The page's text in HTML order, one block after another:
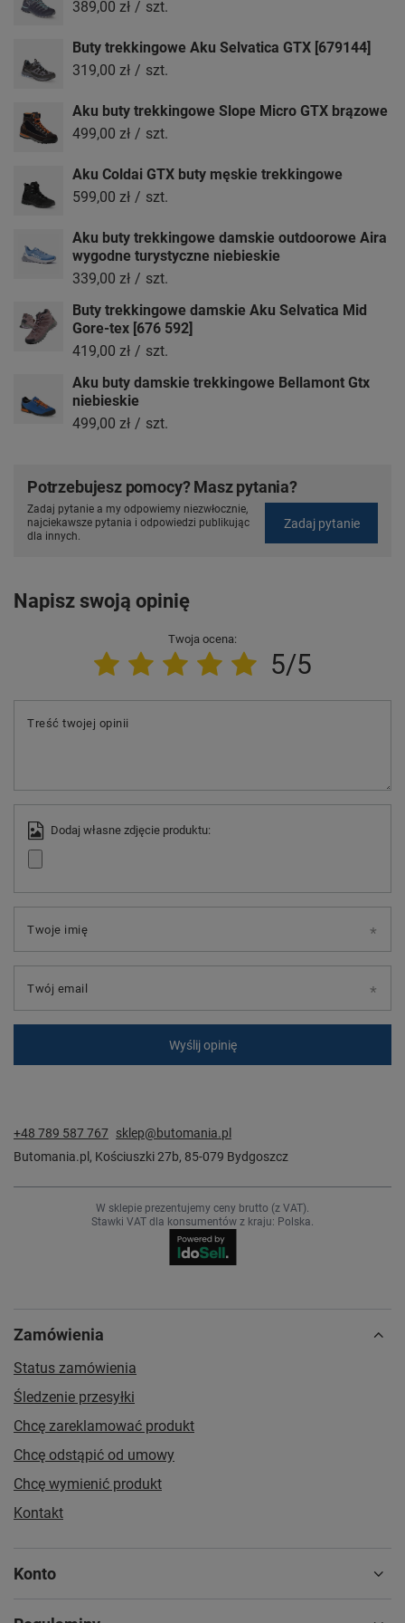
389,00 zł / szt.
Buty trekkingowe Aku Selvatica GTX [679144]
319,00 zł / szt.
Aku buty trekkingowe Slope Micro GTX brązowe
499,00 zł / szt.
Aku Coldai GTX buty męskie trekkingowe
599,00 zł / szt.
Aku buty trekkingowe damskie outdoorowe Aira
wygodne turystyczne niebieskie
339,00 zł / szt.
Buty trekkingowe damskie Aku Selvatica Mid
Gore-tex [676 592]
419,00 zł / szt.
Aku buty damskie trekkingowe Bellamont Gtx
niebieskie
499,00 zł / szt.
Potrzebujesz pomocy? Masz pytania?
Zadaj pytanie a my odpowiemy niezwłocznie,
najciekawsze pytania i odpowiedzi publikując
dla innych.
Zadaj pytanie
Napisz swoją opinię
Twoja ocena:
5/5
Treść twojej opinii
Dodaj własne zdjęcie produktu:
Twoje imię
Twój email
Wyślij opinię
+48 789 587 767 sklep@butomania.pl
Butomania.pl , Kościuszki 27b, 85-079 Bydgoszcz
W sklepie prezentujemy ceny brutto (z VAT).
Stawki VAT dla konsumentów z kraju: Polska.
Zamówienia
Status zamówienia
Śledzenie przesyłki
Chcę zareklamować produkt
Chcę odstąpić od umowy
Chcę wymienić produkt
Kontakt
Konto